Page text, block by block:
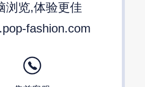
浏览,体验更佳
fashion.com